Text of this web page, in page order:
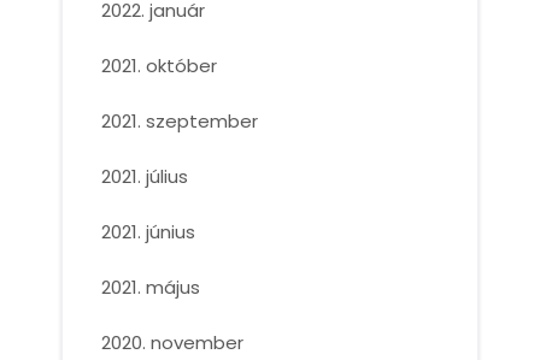
2022. január
2021. október
2021. szeptember
2021. július
2021. június
2021. május
2020. november